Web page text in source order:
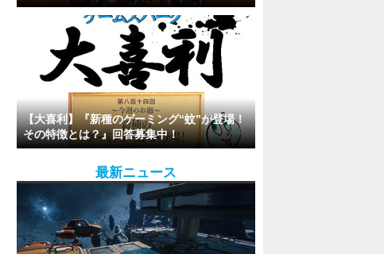
【大喜利】『新種のゲーミング“蚊”が登場！
その特徴とは？』回答募集中！
最新ニュース